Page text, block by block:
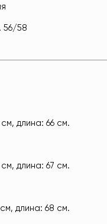
56/58
длина: 66 см.
длина: 67 см.
длина: 68 см.